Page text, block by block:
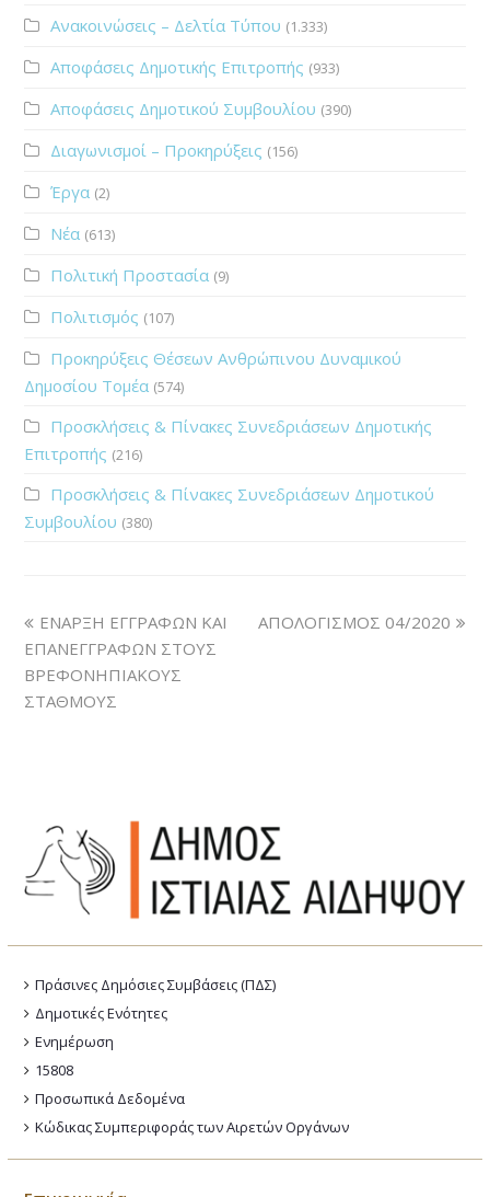
Ανακοινώσεις – Δελτία Τύπου (1.333)
Αποφάσεις Δημοτικής Επιτροπής (933)
Αποφάσεις Δημοτικού Συμβουλίου (390)
Διαγωνισμοί – Προκηρύξεις (156)
Έργα (2)
Νέα (613)
Πολιτική Προστασία (9)
Πολιτισμός (107)
Προκηρύξεις Θέσεων Ανθρώπινου Δυναμικού
Δημοσίου Τομέα (574)
Προσκλήσεις & Πίνακες Συνεδριάσεων Δημοτικής
Επιτροπής (216)
Προσκλήσεις & Πίνακες Συνεδριάσεων Δημοτικού
Συμβουλίου (380)
ΕΝΑΡΞΗ ΕΓΓΡΑΦΩΝ ΚΑΙ
ΕΠΑΝΕΓΓΡΑΦΩΝ ΣΤΟΥΣ
ΒΡΕΦΟΝΗΠΙΑΚΟΥΣ
ΣΤΑΘΜΟΥΣ
ΑΠΟΛΟΓΙΣΜΟΣ 04/2020
Πράσινες Δημόσιες Συμβάσεις (ΠΔΣ)
Δημοτικές Ενότητες
Ενημέρωση
15808
Προσωπικά Δεδομένα
Κώδικας Συμπεριφοράς των Αιρετών Οργάνων